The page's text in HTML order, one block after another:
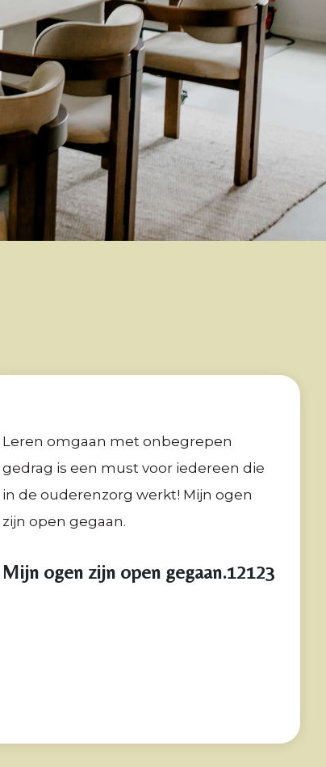
Leren omgaan met onbegrepen
gedrag is een must voor iedereen die
in de ouderenzorg werkt! Mijn ogen
zijn open gegaan.
Mijn ogen zijn open gegaan.12123